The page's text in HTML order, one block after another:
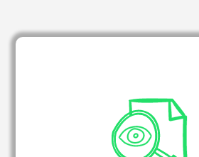
Vérification de la